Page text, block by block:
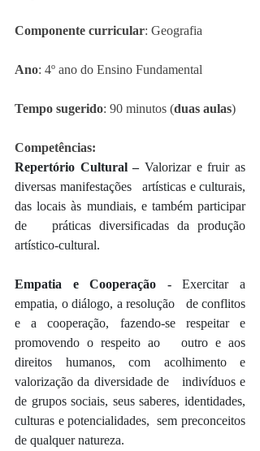
Componente curricular: Geografia
Ano: 4º ano do Ensino Fundamental
Tempo sugerido: 90 minutos (duas aulas)
Competências:
Repertório Cultural – Valorizar e fruir as
diversas manifestações   artísticas e culturais,
das locais às mundiais, e também participar
de   práticas diversificadas da produção
artístico-cultural.
Empatia e Cooperação - Exercitar a
empatia, o diálogo, a resolução   de conflitos
e a cooperação, fazendo-se respeitar e
promovendo o respeito ao   outro e aos
direitos humanos, com acolhimento e
valorização da diversidade de   indivíduos e
de grupos sociais, seus saberes, identidades,
culturas e potencialidades,  sem preconceitos
de qualquer natureza.